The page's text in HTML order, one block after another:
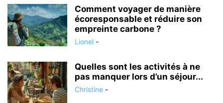
Comment voyager de manière
écoresponsable et réduire son
empreinte carbone ?
Lionel -
Quelles sont les activités à ne
pas manquer lors d’un séjour...
Christine -